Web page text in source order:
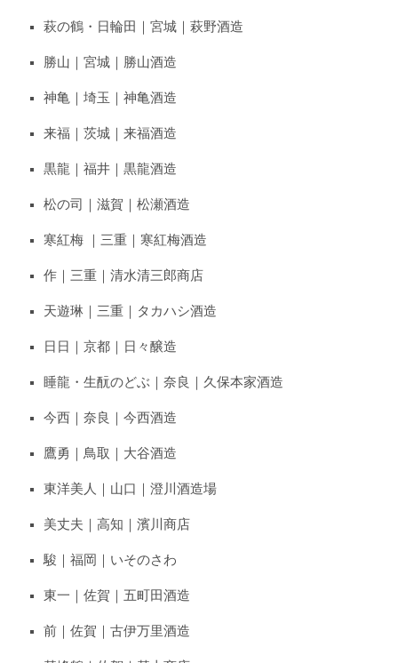
萩の鶴・日輪田｜宮城｜萩野酒造
勝山｜宮城｜勝山酒造
神亀｜埼玉｜神亀酒造
来福｜茨城｜来福酒造
黒龍｜福井｜黒龍酒造
松の司｜滋賀｜松瀬酒造
寒紅梅 ｜三重｜寒紅梅酒造
作｜三重｜清水清三郎商店
天遊琳｜三重｜タカハシ酒造
日日｜京都｜日々醸造
睡龍・生酛のどぶ｜奈良｜久保本家酒造
今西｜奈良｜今西酒造
鷹勇｜鳥取｜大谷酒造
東洋美人｜山口｜澄川酒造場
美丈夫｜高知｜濱川商店
駿｜福岡｜いそのさわ
東一｜佐賀｜五町田酒造
前｜佐賀｜古伊万里酒造